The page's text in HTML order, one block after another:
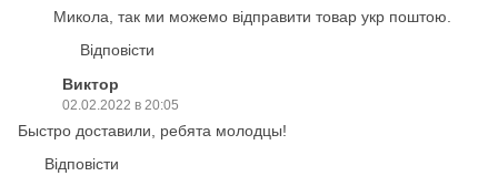
Микола, так ми можемо відправити товар укр поштою.
Відповісти
Виктор
02.02.2022 в 20:05
Быстро доставили, ребята молодцы!
Відповісти